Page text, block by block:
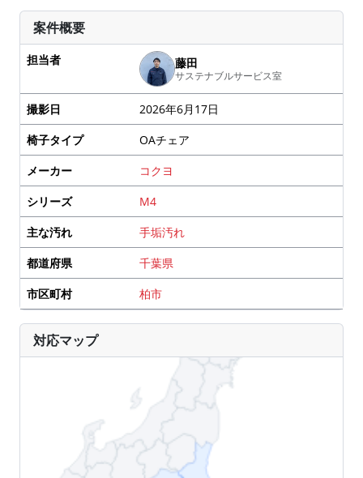
案件概要
担当者 藤田
サステナブルサービス室
撮影日
2026年6月17日
椅子タイプ
OAチェア
メーカー
コクヨ
シリーズ
M4
主な汚れ
手垢汚れ
都道府県
千葉県
市区町村
柏市
対応マップ